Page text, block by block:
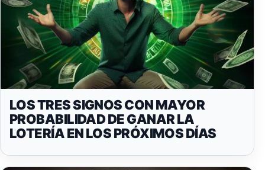
LOS TRES SIGNOS CON MAYOR
PROBABILIDAD DE GANAR LA
LOTERÍA EN LOS PRÓXIMOS DÍAS